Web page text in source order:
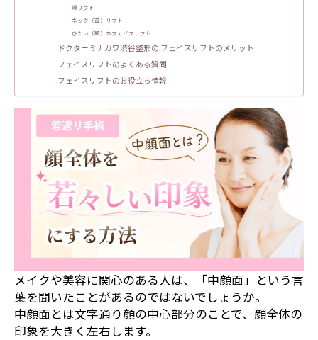
頬リフト
ネック（首）リフト
ひたい（額）のフェイスリフト
ドクターミナガワ渋谷整形の フェイスリフトのメリット
フェイスリフトのよくある質問
フェイスリフトのお役立ち情報
メイクや美容に関心のある人は、「中顔面」という言
葉を聞いたことがあるのではないでしょうか。
中顔面とは文字通り顔の中心部分のことで、顔全体の
印象を大きく左右します。